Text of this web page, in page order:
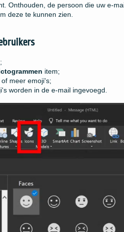
Onthouden, de persoon die uw e-
deze te kunnen zien.
;
item;
meer emoji's;
worden in de e-mail ingevoegd.